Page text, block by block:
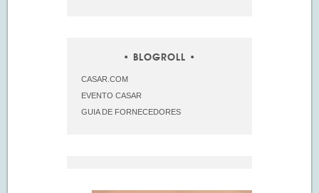
BLOGROLL
CASAR.COM
EVENTO CASAR
GUIA DE FORNECEDORES